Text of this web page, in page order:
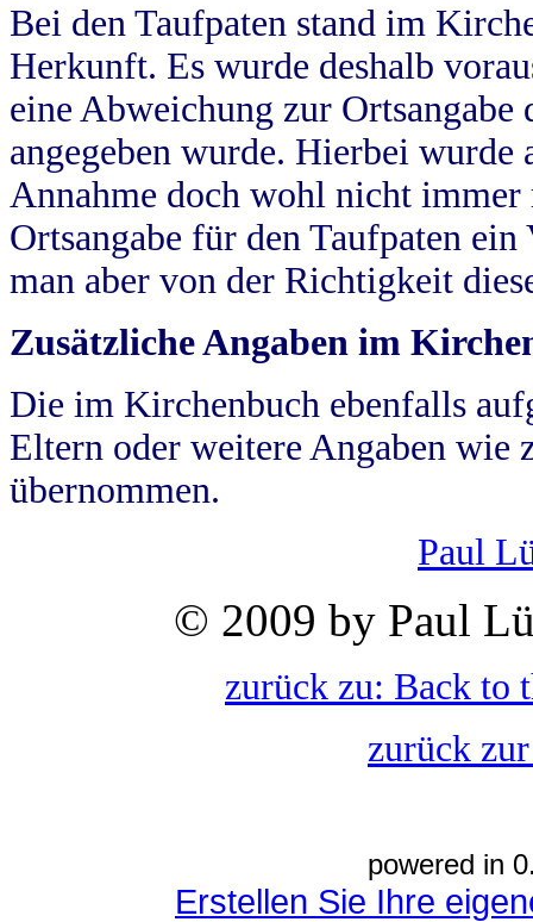
Bei den Taufpaten stand im
Herkunft. Es wurde deshalb
eine Abweichung zur
angegeben wurde. Hierbei wurde
Annahme doch wohl nicht
Ortsangabe für den Taufpaten
man aber von der Richtigkeit
Zusätzliche Angaben im
Die im Kirchenbuch ebenfalls
Eltern oder weitere Angaben wie
übernommen.
Paul
© 2009 by Paul
zurück zu: Back to
zurück
powered in
Erstellen Sie Ihre